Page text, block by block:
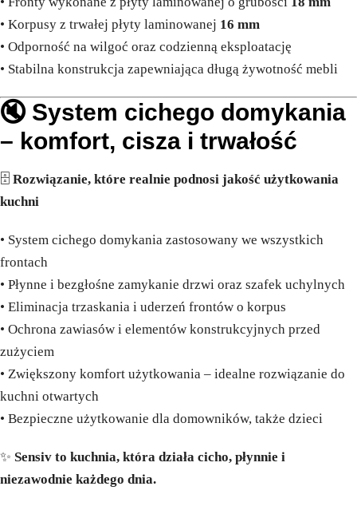
• Korpusy z trwałej płyty laminowanej 16 mm
• Odporność na wilgoć oraz codzienną eksploatację
• Stabilna konstrukcja zapewniająca długą żywotność mebli
🔇 System cichego domykania
– komfort, cisza i trwałość
🗄️ Rozwiązanie, które realnie podnosi jakość użytkowania
kuchni
• System cichego domykania zastosowany we wszystkich
frontach
• Płynne i bezgłośne zamykanie drzwi oraz szafek uchylnych
• Eliminacja trzaskania i uderzeń frontów o korpus
• Ochrona zawiasów i elementów konstrukcyjnych przed
zużyciem
• Zwiększony komfort użytkowania – idealne rozwiązanie do
kuchni otwartych
• Bezpieczne użytkowanie dla domowników, także dzieci
✨ Sensiv to kuchnia, która działa cicho, płynnie i
niezawodnie każdego dnia.